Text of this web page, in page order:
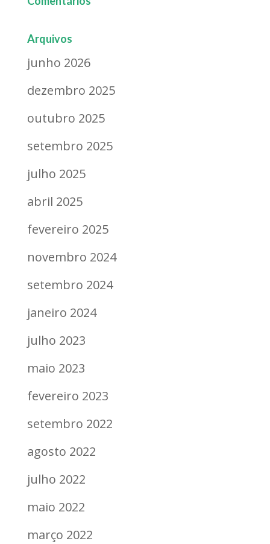
Arquivos
junho 2026
dezembro 2025
outubro 2025
setembro 2025
julho 2025
abril 2025
fevereiro 2025
novembro 2024
setembro 2024
janeiro 2024
julho 2023
maio 2023
fevereiro 2023
setembro 2022
agosto 2022
julho 2022
maio 2022
março 2022